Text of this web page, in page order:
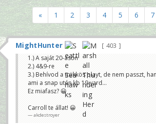
« 1 2 3 4 5 6 7
MightHunter
403
1.) A saját 20-ason
2.) 4&9-re
3.) Behívod a trükkös playt, de nem passzt,
ami a snap után kb 19 yard...
Ez miafasz? 😀
Carroll te állat! 😀
akdestroyer